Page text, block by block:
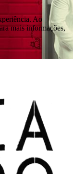
Ao
mais informações,